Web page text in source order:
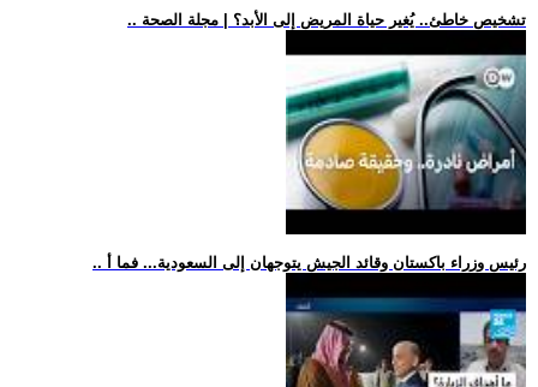
.. تشخيص خاطئ.. يُغير حياة المريض إلى الأبد؟ | مجلة الصحة
.. رئيس وزراء باكستان وقائد الجيش يتوجهان إلى السعودية... فما أ